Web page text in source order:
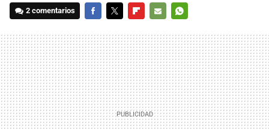
2 comentarios
MAIL